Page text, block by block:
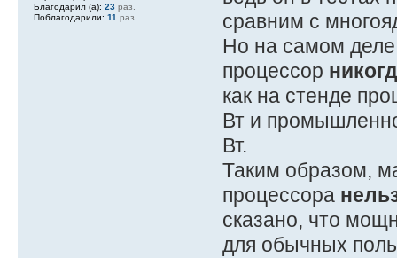
сравним с
Но на самом
процессор
как на стенде
Вт и
Вт.
Таким образом,
процессора
сказано, что
для обычных
Благодарил (а): 23 раз.
Поблагодарили: 11 раз.